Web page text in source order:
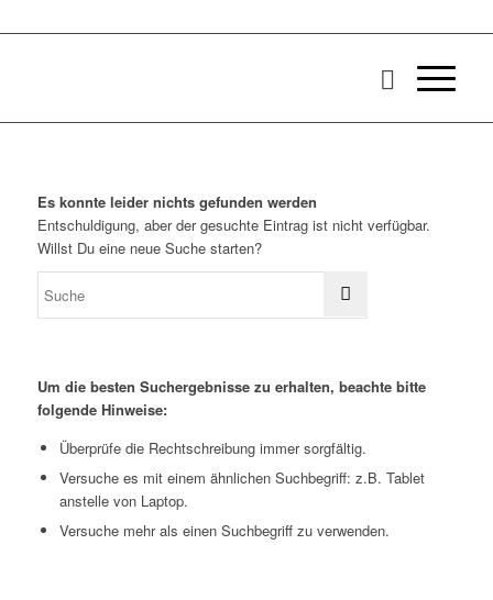
Es konnte leider nichts gefunden werden
Entschuldigung, aber der gesuchte Eintrag ist nicht verfügbar.
Willst Du eine neue Suche starten?
Um die besten Suchergebnisse zu erhalten, beachte bitte
folgende Hinweise:
Überprüfe die Rechtschreibung immer sorgfältig.
Versuche es mit einem ähnlichen Suchbegriff: z.B. Tablet
anstelle von Laptop.
Versuche mehr als einen Suchbegriff zu verwenden.